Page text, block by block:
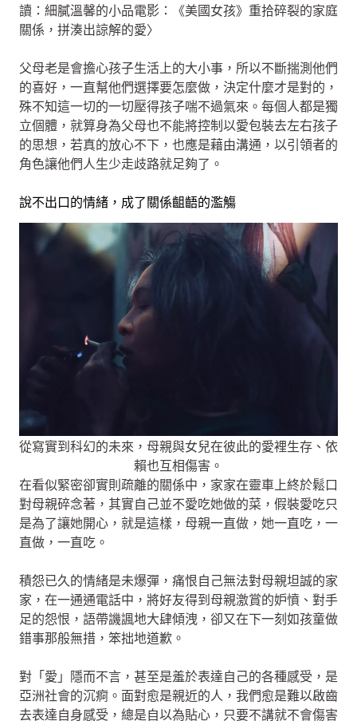
讀：細膩溫馨的小品電影：《美國女孩》重拾碎裂的家庭
關係，拼湊出諒解的愛〉
父母老是會擔心孩子生活上的大小事，所以不斷揣測他們
的喜好，一直幫他們選擇要怎麼做，決定什麼才是對的，
殊不知這一切的一切壓得孩子喘不過氣來。每個人都是獨
立個體，就算身為父母也不能將控制以愛包裝去左右孩子
的思想，若真的放心不下，也應是藉由溝通，以引領者的
角色讓他們人生少走歧路就足夠了。
說不出口的情緒，成了關係齟齬的濫觴
從寫實到科幻的未來，母親與女兒在彼此的愛裡生存、依
賴也互相傷害。
在看似緊密卻實則疏離的關係中，家家在靈車上終於鬆口
對母親碎念著，其實自己並不愛吃她做的菜，假裝愛吃只
是為了讓她開心，就是這樣，母親一直做，她一直吃，一
直做，一直吃。
積怨已久的情緒是未爆彈，痛恨自己無法對母親坦誠的家
家，在一通通電話中，將好友得到母親激賞的妒憤、對手
足的怨恨，語帶譏諷地大肆傾洩，卻又在下一刻如孩童做
錯事那般無措，笨拙地道歉。
對「愛」隱而不言，甚至是羞於表達自己的各種感受，是
亞洲社會的沉痾。面對愈是親近的人，我們愈是難以啟齒
去表達自身感受，總是自以為貼心，只要不講就不會傷害